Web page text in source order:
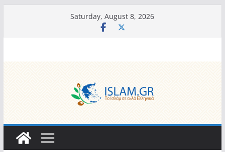
Saturday, August 8, 2026